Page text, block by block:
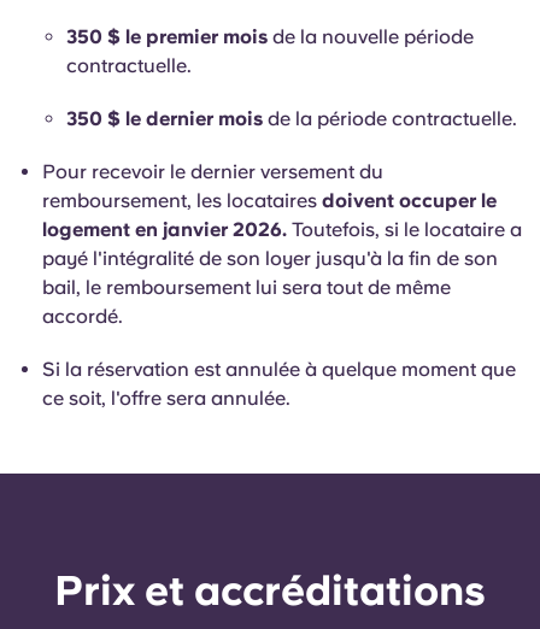
Italian
French
350 $ le premier mois de la nouvelle période
contractuelle.
350 $ le dernier mois de la période contractuelle.
Pour recevoir le dernier versement du
remboursement, les locataires doivent occuper le
logement en janvier 2026. Toutefois, si le locataire a
payé l'intégralité de son loyer jusqu'à la fin de son
bail, le remboursement lui sera tout de même
accordé.
Si la réservation est annulée à quelque moment que
ce soit, l'offre sera annulée.
Prix ​​et accréditations